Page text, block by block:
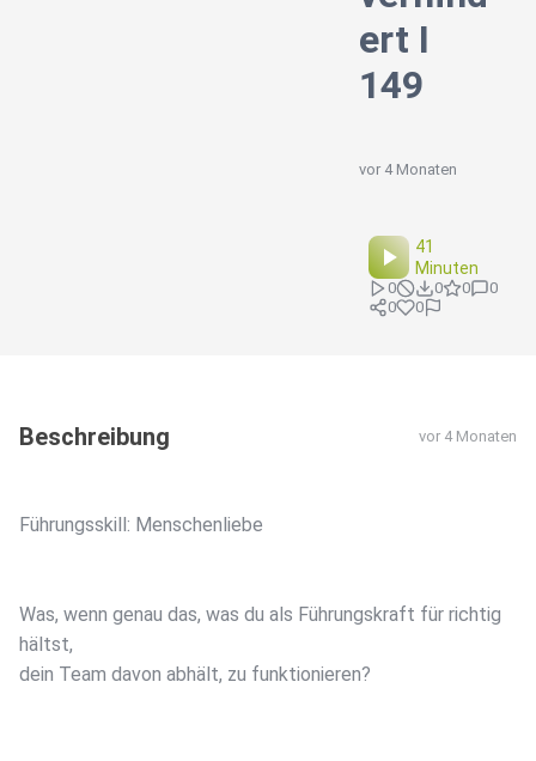
ert I
149
vor 4 Monaten
41
Minuten
0 0 0
0
0
0
Beschreibung vor 4 Monaten
Führungsskill: Menschenliebe
Was, wenn genau das, was du als Führungskraft für richtig
hältst,
dein Team davon abhält, zu funktionieren?